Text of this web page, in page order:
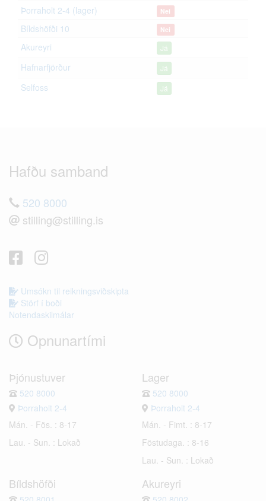
Þorraholt 2-4 (lager)
Nei
Bíldshöfði 10 Nei
Akureyri Já
Hafnarfjörður Já
Selfoss Já
Hafðu samband
520 8000
stilling@stilling.is
Umsókn til reikningsviðskipta
Störf í boði
Notendaskilmálar
Opnunartími
Þjónustuver
520 8000
Þorraholt 2-4
Mán. - Fös. : 8-17
Lau. - Sun. : Lokað
Lager
520 8000
Þorraholt 2-4
Mán. - Fimt. : 8-17
Föstudaga. : 8-16
Lau. - Sun. : Lokað
Bíldshöfði Akureyri